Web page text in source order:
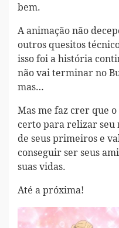
bem.
A animação não
outros quesitos
isso foi a história
não vai terminar no
mas…
Mas me faz crer que
certo para relizar seu
de seus primeiros e
conseguir ser seus
suas vidas.
Até a próxima!